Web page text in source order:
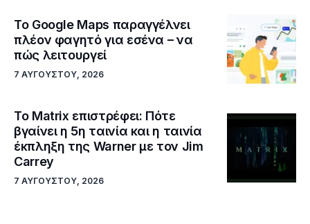
Το Google Maps παραγγέλνει
πλέον φαγητό για εσένα – να
πώς λειτουργεί
7 ΑΥΓΟΎΣΤΟΥ, 2026
Το Matrix επιστρέφει: Πότε
βγαίνει η 5η ταινία και η ταινία
έκπληξη της Warner με τον Jim
Carrey
7 ΑΥΓΟΎΣΤΟΥ, 2026